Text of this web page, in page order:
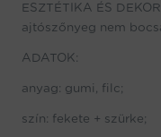
ESZTÉTIKA ÉS
ajtószőnyeg nem
ADATOK:
anyag: gumi, filc;
szín: fekete + szürke;